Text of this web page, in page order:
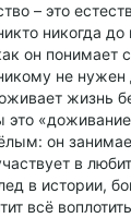
– это
никогда
он понимает
не
жизнь
это
он
в
в истории,
всё